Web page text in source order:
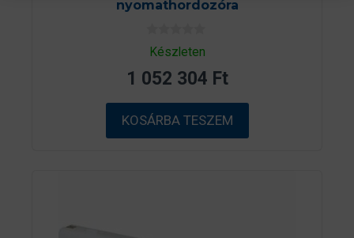
nyomathordozóra
0
a
5
b
ő
l
Készleten
1 052 304 Ft
KOSÁRBA TESZEM